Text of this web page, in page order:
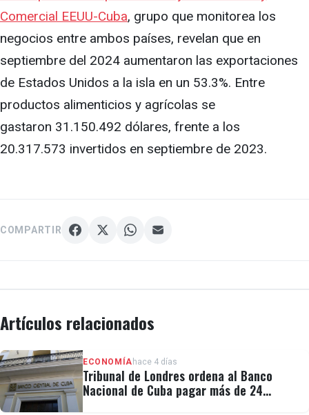
Comercial EEUU-Cuba, grupo que monitorea los
negocios entre ambos países, revelan que en
septiembre del 2024 aumentaron las exportaciones
de Estados Unidos a la isla en un 53.3%. Entre
productos alimenticios y agrícolas se
gastaron 31.150.492 dólares, frente a los
20.317.573 invertidos en septiembre de 2023.
COMPARTIR
Artículos relacionados
ECONOMÍA hace 4 días
Tribunal de Londres ordena al Banco
Nacional de Cuba pagar más de 24